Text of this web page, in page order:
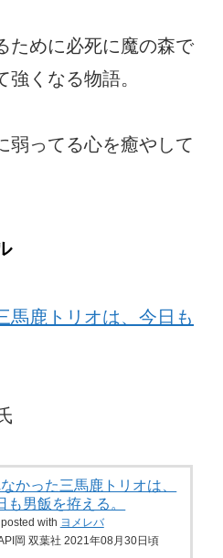
ために必死に魔の森で
くなる物語。
弱ってる心を癒やして
馬鹿トリオは、今日も
かった三馬鹿トリオは、
も男飯を拵える。
posted with ヨメレバ
岡 双葉社 2021年08月30日頃